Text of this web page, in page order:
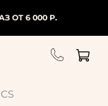
ОТ 6 000 Р.